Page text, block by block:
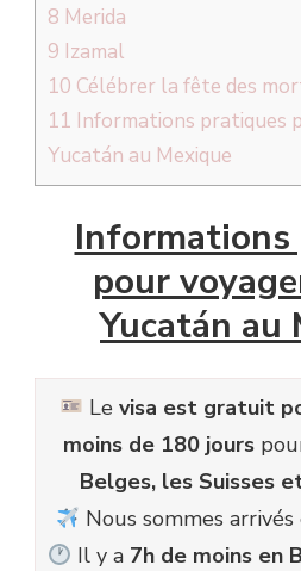
8 Merida
9 Izamal
10 Célébrer la fête des
11 Informations pratiques
Yucatán au Mexique
pour
Yucatán au
Le visa est gratuit
moins de 180 jours
Belges, les Suisses
Nous sommes arrivés
Il y a 7h de moins en